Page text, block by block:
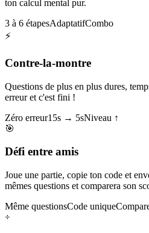
ton calcul mental pur.
3 à 6 étapesAdaptatifCombo
⚡
Contre-la-montre
Questions de plus en plus dures,
erreur et c'est fini !
Zéro erreur15s → 5sNiveau ↑
🎯
Défi entre amis
Joue une partie, copie ton code et
mêmes questions et comparera son
Même questionsCode unique
÷